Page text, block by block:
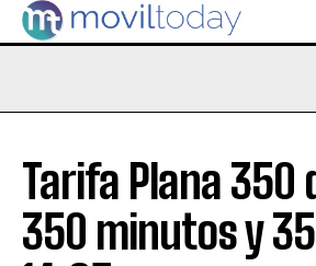
Tarifa Plana 350
350 minutos y